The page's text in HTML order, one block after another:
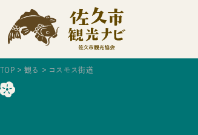
TOP 観る コスモス街道